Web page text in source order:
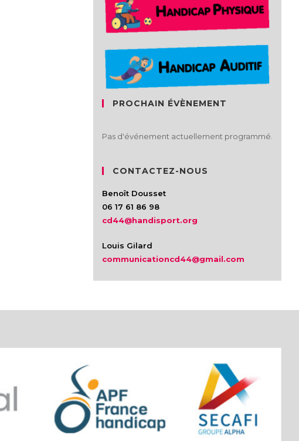
PROCHAIN ÉVÈNEMENT
Pas d'événement actuellement programmé.
CONTACTEZ-NOUS
Benoît Dousset
06 17 61 86 98
cd44@handisport.org
Louis Gilard
communicationcd44@gmail.com